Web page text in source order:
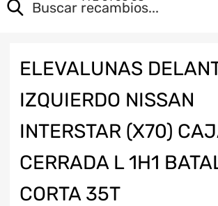
ELEVALUNAS
IZQUIERDO NISSAN
INTERSTAR (X70)
CERRADA L 1H1
CORTA 35T